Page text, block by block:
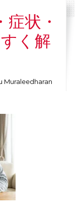
状・
く解
Muraleedharan